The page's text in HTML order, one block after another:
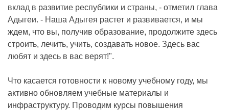
вклад в развитие республики и страны, - отметил глава
Адыгеи. - Наша Адыгея растет и развивается, и мы
ждем, что вы, получив образование, продолжите здесь
строить, лечить, учить, создавать новое. Здесь вас
любят и здесь в вас верят!".
Что касается готовности к новому учебному году, мы
активно обновляем учебные материалы и
инфраструктуру. Проводим курсы повышения